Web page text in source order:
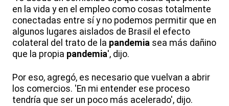
en la vida y en el empleo como cosas totalmente
conectadas entre sí y no podemos permitir que en
algunos lugares aislados de Brasil el efecto
colateral del trato de la pandemia sea más dañino
que la propia pandemia', dijo.
Por eso, agregó, es necesario que vuelvan a abrir
los comercios. 'En mi entender ese proceso
tendría que ser un poco más acelerado', dijo.